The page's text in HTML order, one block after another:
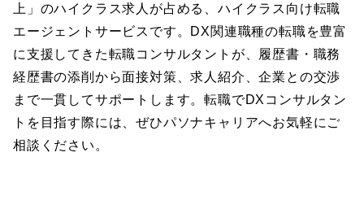
上」のハイクラス求人が占める、ハイクラス向け転職
エージェントサービスです。DX関連職種の転職を豊富
に支援してきた転職コンサルタントが、履歴書・職務
経歴書の添削から面接対策、求人紹介、企業との交渉
まで一貫してサポートします。転職でDXコンサルタン
トを目指す際には、ぜひパソナキャリアへお気軽にご
相談ください。